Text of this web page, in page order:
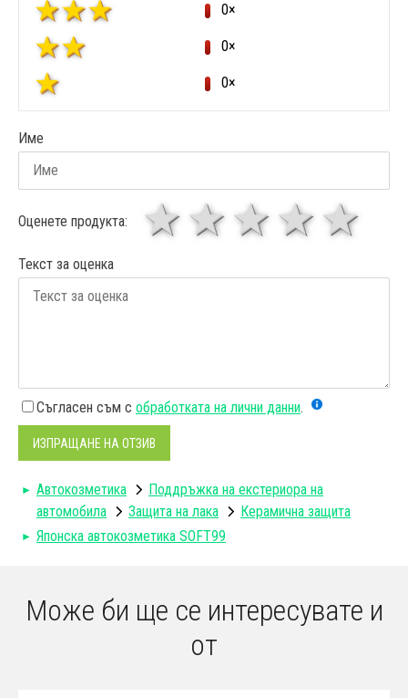
0×
0×
0×
Име
Оценете продукта: 4
3
звезди
1 звезда
Текст за оценка
Съгласен съм с обработката на лични данни.
ИЗПРАЩАНЕ НА ОТЗИВ
Автокозметика
Поддръжка на екстериора на
автомобила
Защита на лака
Керамична защита
Японска автокозметика SOFT99
Може би ще се интересувате и
от